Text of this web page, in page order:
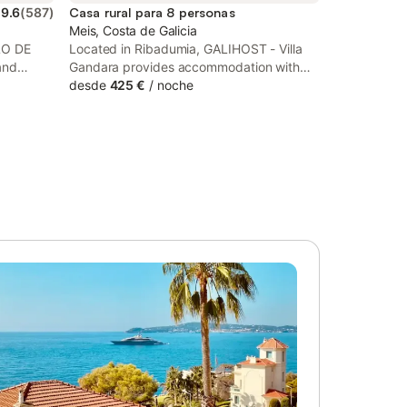
9.6(587)
DE
or
Casa rural para 8 personas
Meis, Costa de Galicia
Located in Ribadumia, GALIHOST - Villa
Gandara provides accommodation with
private pool, free WiFi and free private
desde 425 € / noche